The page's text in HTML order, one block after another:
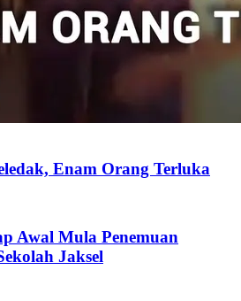
Enam Orang Terluka
Awal Mula Penemuan
Jaksel